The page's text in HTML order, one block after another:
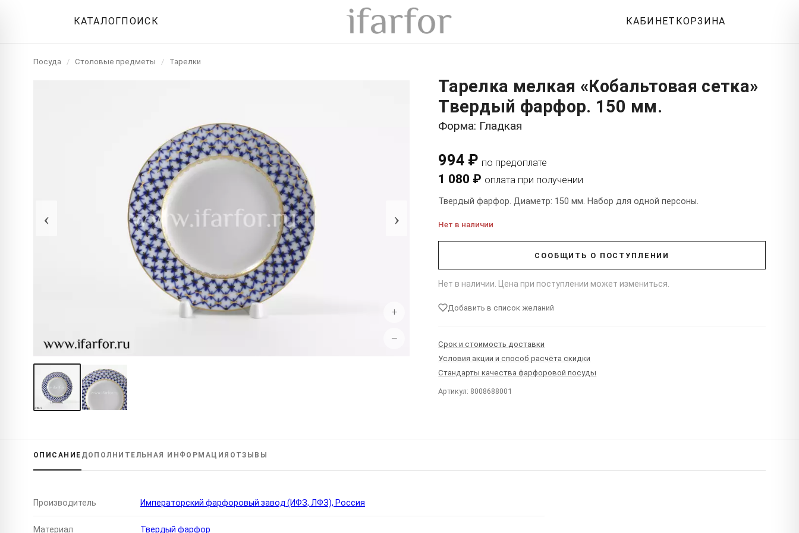
КАТАЛОГПОИСК КАБИНЕТ КОРЗИНА
Посуда / Столовые предметы / Тарелки
‹ ›
+
−
Тарелка мелкая «Кобальтовая сетка»
Твердый фарфор. 150 мм.
Форма: Гладкая
994 ₽ по предоплате
1 080 ₽ оплата при получении
Твердый фарфор. Диаметр: 150 мм. Набор для одной персоны.
Нет в наличии
СООБЩИТЬ О ПОСТУПЛЕНИИ
Нет в наличии. Цена при поступлении может измениться.
Добавить в список желаний
Срок и стоимость доставки
Условия акции и способ расчёта скидки
Стандарты качества фарфоровой посуды
Артикул: 8008688001
ОПИСАНИЕ ДОПОЛНИТЕЛЬНАЯ ИНФОРМАЦИЯ ОТЗЫВЫ
Производитель Императорский фарфоровый завод (ИФЗ, ЛФЗ), Россия
Материал Твердый фарфор